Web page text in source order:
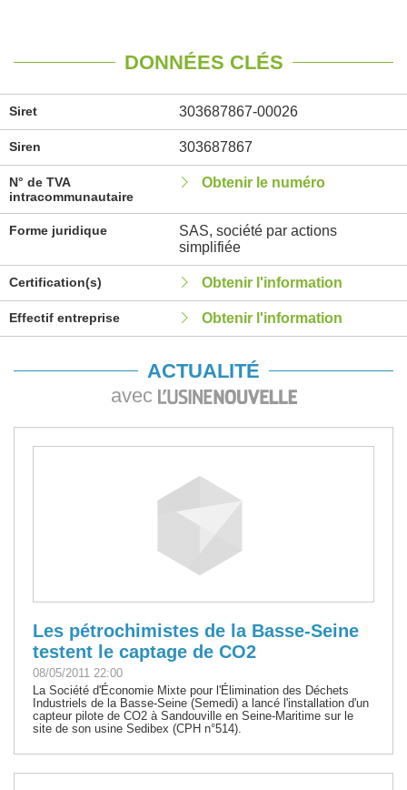
DONNÉES CLÉS
Siret 303687867-00026
Siren 303687867
N° de TVA
intracommunautaire
Obtenir le numéro
Forme juridique
SAS, société par actions
simplifiée
Certification(s) Obtenir l'information
Effectif entreprise Obtenir l'information
ACTUALITÉ
avec
Les pétrochimistes de la Basse-Seine
testent le captage de CO2
08/05/2011 22:00
La Société d'Économie Mixte pour l'Élimination des Déchets
Industriels de la Basse-Seine (Semedi) a lancé l'installation d'un
capteur pilote de CO2 à Sandouville en Seine-Maritime sur le
site de son usine Sedibex (CPH n°514).